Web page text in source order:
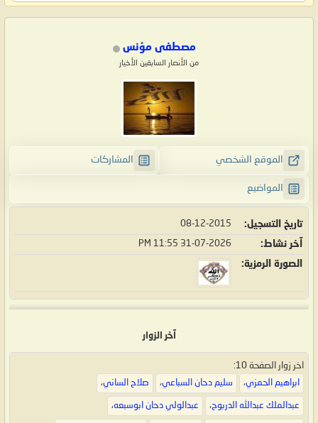
مصطفى مؤنس
من الأنصار السابقين الأخيار
الموقع الشخصي المشاركات
المواضيع
تاريخ التسجيل 08-12-2015
آخر نشاط 31-07-2026
11:55 PM
الصورة الرمزية
آخر الزوار
اخر زوار الصفحة 10:
ابراهيم الحمزي، سليم دحان السباعي، صلاح الساني،
عبدالملك عبدالله الدربوح، عبدالولي دحان ابوسبعه،